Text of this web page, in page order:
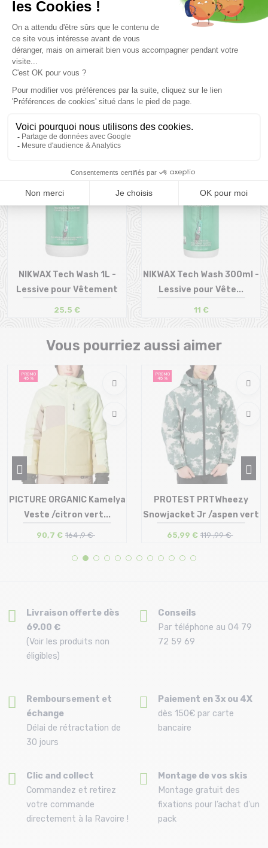
confort immédiat dès l'enfilage, idéal pour les skieurs
Prix et descriptifs sous réserve de disponibilité au magasin
Montaz , La Ravoire. Les tarifs du catalogue sont toutes taxes
comprises.
Produits complémentaires
Taille en stock
NIKWAX Tech Wash 1L -
Lessive pour Vêtement
25,5 €
Taille en stock
NIKWAX Tech Wash 300ml -
Lessive pour Vête...
11 €
Vous pourriez aussi aimer
PROMO
45 %
Taille en stock
PICTURE ORGANIC Kamelya
Veste /citron vert...
90,7 € 164 ,9 €
PROMO
45 %
8ans (128 cm) | 10ans (140 cm)
PROTEST PRTWheezy
Snowjacket Jr /aspen vert
65,99 € 119 ,99 €
Livraison offerte dès
69.00 €
(Voir les produits non
éligibles)
Conseils
Par téléphone au 04 79
72 59 69
Remboursement et
échange
Délai de rétractation de
30 jours
Paiement en 3x ou 4X
dès 150€ par carte
bancaire
Clic and collect
Commandez et retirez
votre commande
directement à la Ravoire !
Montage de vos skis
Montage gratuit des
fixations pour l’achat d'un
pack